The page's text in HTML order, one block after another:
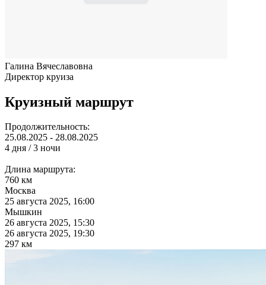
Галина Вячеславовна
Директор круиза
Круизный маршрут
Продолжительность:
25.08.2025 - 28.08.2025
4 дня / 3 ночи
Длина маршрута:
760 км
Москва
25 августа 2025, 16:00
Мышкин
26 августа 2025, 15:30
26 августа 2025, 19:30
297 км